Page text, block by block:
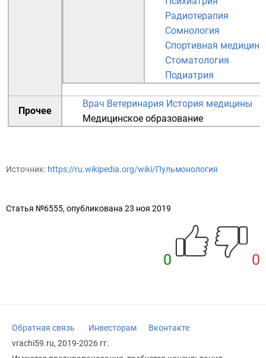
Радиотерапия
Сомнология
Спортивная медицина
Стоматология
Подиатрия
Прочее
Врач Ветеринария История медицины
Медицинское образование
Источник: https://ru.wikipedia.org/wiki/Пульмонология
Статья №6555, опубликована 23 ноя 2019
0 0
Обратная связь Инвесторам
Вконтакте
vrachi59.ru, 2019-2026 гг.